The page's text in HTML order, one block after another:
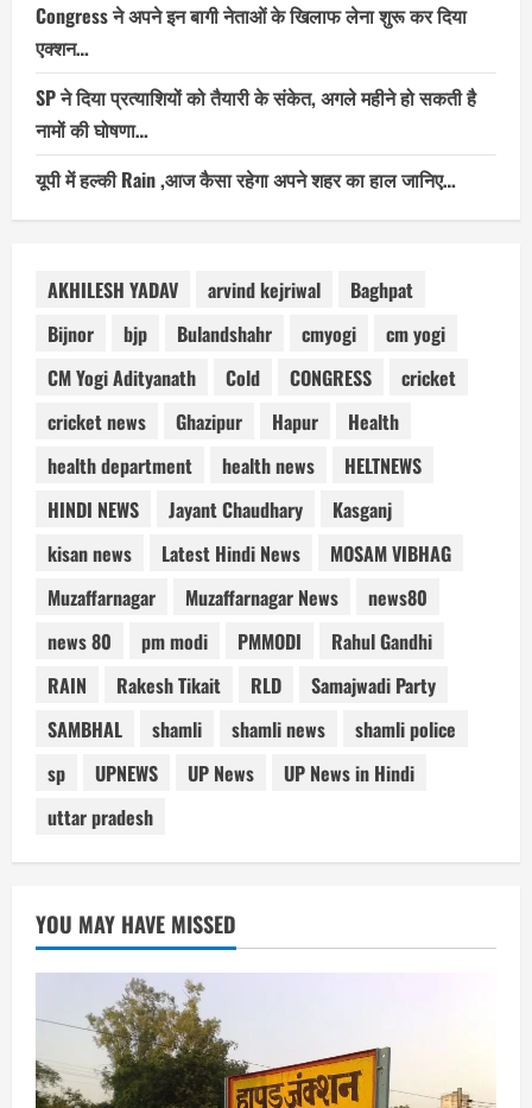
Congress ने अपने इन बागी नेताओं के खिलाफ लेना शुरू कर दिया
एक्शन…
SP ने दिया प्रत्याशियों को तैयारी के संकेत, अगले महीने हो सकती है
नामों की घोषणा…
यूपी में हल्की Rain ,आज कैसा रहेगा अपने शहर का हाल जानिए…
AKHILESH YADAV arvind kejriwal
Baghpat
Bijnor
bjp Bulandshahr cmyogi
cm yogi
CM Yogi Adityanath
Cold CONGRESS
cricket
cricket news
Ghazipur Hapur
Health
health department
health news
HELTNEWS
HINDI NEWS
Jayant Chaudhary
Kasganj
kisan news
Latest Hindi News
MOSAM VIBHAG
Muzaffarnagar
Muzaffarnagar News
news80
news 80
pm modi PMMODI
Rahul Gandhi
RAIN
Rakesh Tikait RLD
Samajwadi Party
SAMBHAL
shamli shamli news
shamli police
sp
UPNEWS UP News
UP News in Hindi
uttar pradesh
YOU MAY HAVE MISSED